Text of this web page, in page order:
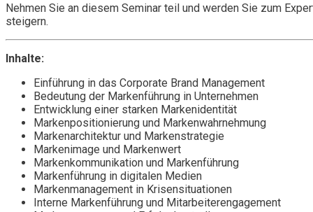
Nehmen Sie an diesem Seminar teil und werden Sie zum
steigern.
Inhalte:
Einführung in das Corporate Brand Management
Bedeutung der Markenführung in Unternehmen
Entwicklung einer starken Markenidentität
Markenpositionierung und Markenwahrnehmung
Markenarchitektur und Markenstrategie
Markenimage und Markenwert
Markenkommunikation und Markenführung
Markenführung in digitalen Medien
Markenmanagement in Krisensituationen
Interne Markenführung und Mitarbeiterengagement